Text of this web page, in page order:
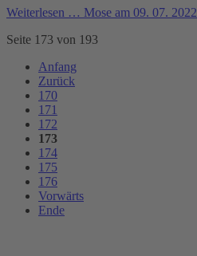
Weiterlesen … Mose am 09. 07. 2022
Seite 173 von 193
Anfang
Zurück
170
171
172
173
174
175
176
Vorwärts
Ende